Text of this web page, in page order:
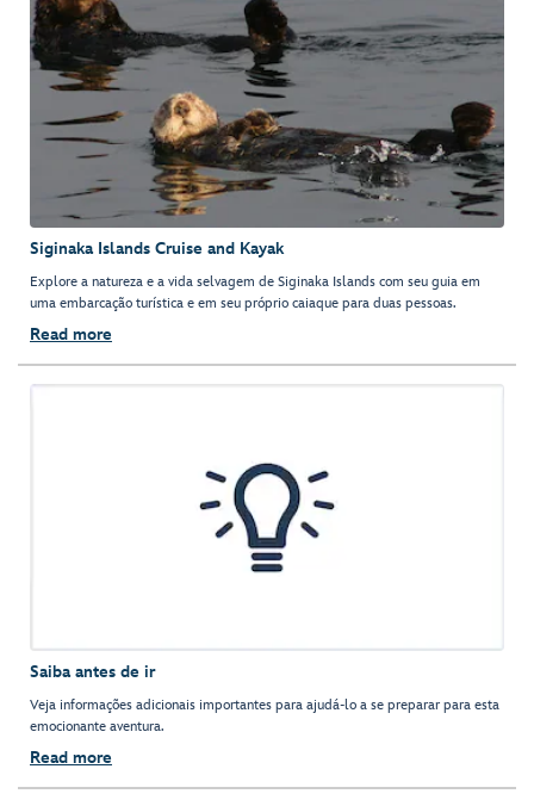
Siginaka Islands Cruise and Kayak
Explore a natureza e a vida selvagem de Siginaka Islands com seu guia em
uma embarcação turística e em seu próprio caiaque para duas pessoas.
Read more
Saiba antes de ir
Veja informações adicionais importantes para ajudá-lo a se preparar para esta
emocionante aventura.
Read more